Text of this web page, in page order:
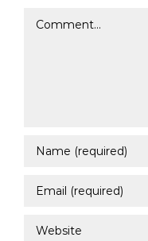
Comment